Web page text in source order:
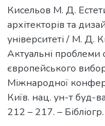
Кисельов М. Д.
архітекторів та
університеті / М. Д.
Актуальні проблеми
європейського
Міжнародної
Київ. нац. ун-т буд-
212 – 217. –